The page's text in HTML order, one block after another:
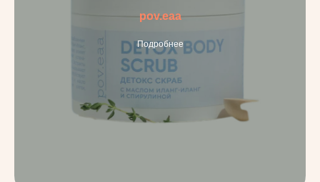
pov.eaa
Подробнее